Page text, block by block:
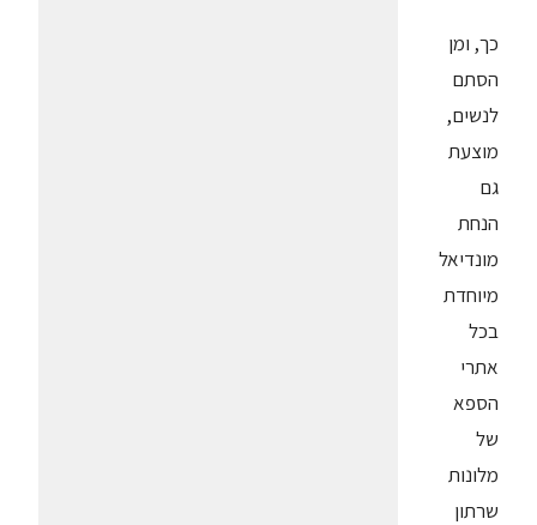
כך, ומן
הסתם
לנשים,
מוצעת
גם
הנחת
מונדיאל
מיוחדת
בכל
אתרי
הספא
של
מלונות
שרתון